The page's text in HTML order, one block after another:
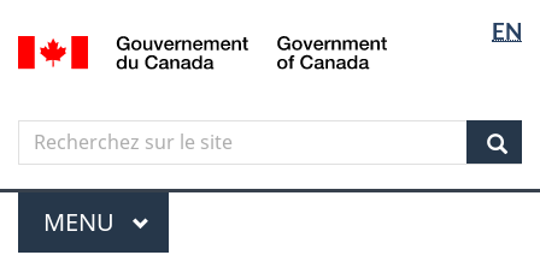
Aller
au
principal
Skip
to
government"
Passer
à
version
simplifiée
langue
EN
Canada
Search
Recherchez
sur
le
site
Menu
MENU PRINCIPAL